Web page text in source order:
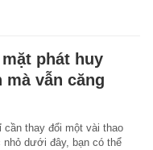
phát huy
mà vẫn căng
cần thay đổi một vài thao
nhỏ dưới đây, bạn có thể